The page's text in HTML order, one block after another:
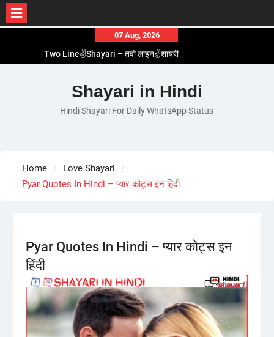
content
07 Aug, 2026
Two Line✌️Shayari – तवो लाइन✌️शायरी
Romantic Love😽Status – रोमांटिक लव😽स्टेटस
Love🥳Poetry In Hindi – लव🥳पोएट्री इन हिंदी
1 Line☝️Shayari In Hindi – १ लाइन☝️शायरी इन हिंदी
Shayari in Hindi
Hindi Shayari For Daily WhatsApp Status
Home
Love Shayari
Pyar Quotes In Hindi – प्यार कोट्स इन हिंदी
Pyar Quotes In Hindi – प्यार कोट्स इन
हिंदी